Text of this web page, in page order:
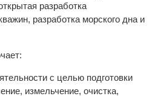
разработка
разработка морского дна и
с целью подготовки
измельчение, очистка,